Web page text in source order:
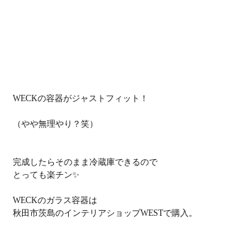
WECKの容器がジャストフィット！
（やや無理やり？笑）
完成したらそのまま冷蔵庫できるので
とっても楽チン✨
WECKのガラス容器は
秋田市茨島のインテリアショップWESTで購入。